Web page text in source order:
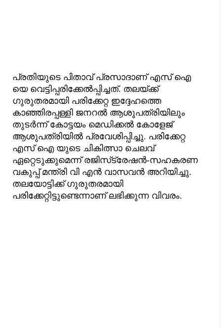
പ്രതിയുടെ പിതാവ് പ്രസാദാണ് എസ് ഐ
യെ വെട്ടിപ്പരിക്കേൽപ്പിച്ചത്. തലയ്ക്ക്
ഗുരുതരമായി പരിക്കേറ്റ ഇദ്ദേഹത്തെ
കാഞ്ഞിരപ്പള്ളി ജനറൽ ആശുപത്രിയിലും
തുടർന്ന് കോട്ടയം മെഡിക്കൽ കോളേജ്
ആശുപത്രിയിൽ പ്രവേശിപ്പിച്ചു. പരിക്കേറ്റ
എസ് ഐ യുടെ ചികിത്സാ ചെലവ്
ഏറ്റെടുക്കുമെന്ന് രജിസ്‌ട്രേഷൻ-സഹകരണ
വകുപ്പ് മന്ത്രി വി എൻ വാസവൻ അറിയിച്ചു.
തലയോട്ടിക്ക് ഗുരുതരമായി
പരിക്കേറ്റിട്ടുണ്ടെന്നാണ് ലഭിക്കുന്ന വിവരം.